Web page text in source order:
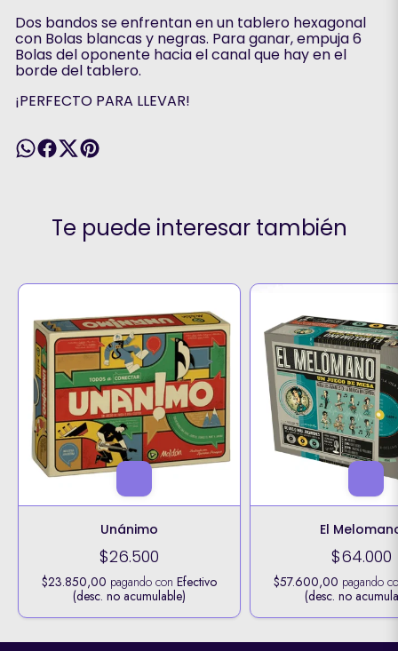
Dos bandos se enfrentan en un tablero hexagonal
con Bolas blancas y negras. Para ganar, empuja 6
Bolas del oponente hacia el canal que hay en el
borde del tablero.
¡PERFECTO PARA LLEVAR!
Te puede interesar también
Unánimo
$26.500
$23.850,00 pagando conEfectivo
(desc. no acumulable)
El
$64.000
$57.600,00 pagando
(desc. no